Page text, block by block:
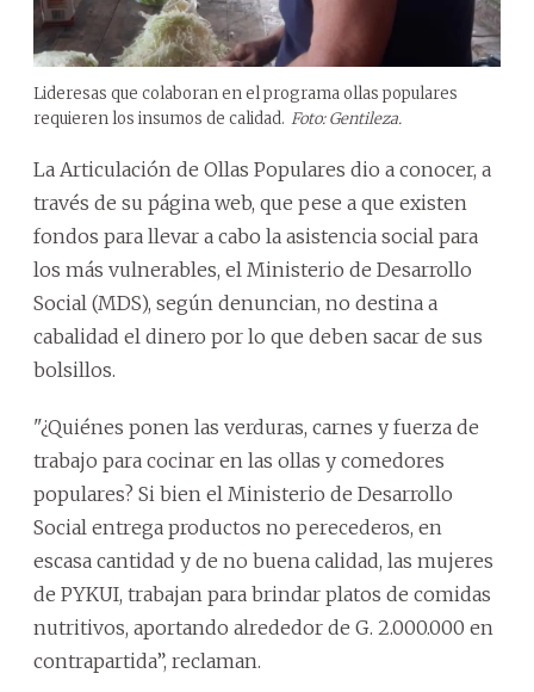
Lideresas que colaboran en el programa ollas populares
requieren los insumos de calidad. Foto: Gentileza.
La Articulación de Ollas Populares dio a conocer, a
través de su página web, que pese a que existen
fondos para llevar a cabo la asistencia social para
los más vulnerables, el Ministerio de Desarrollo
Social (MDS), según denuncian, no destina a
cabalidad el dinero por lo que deben sacar de sus
bolsillos.
"¿Quiénes ponen las verduras, carnes y fuerza de
trabajo para cocinar en las ollas y comedores
populares? Si bien el Ministerio de Desarrollo
Social entrega productos no perecederos, en
escasa cantidad y de no buena calidad, las mujeres
de PYKUI, trabajan para brindar platos de comidas
nutritivos, aportando alrededor de G. 2.000.000 en
contrapartida”, reclaman.